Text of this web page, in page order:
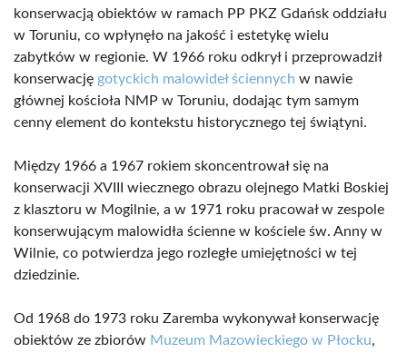
konserwacją obiektów w ramach PP PKZ Gdańsk oddziału
w Toruniu, co wpłynęło na jakość i estetykę wielu
zabytków w regionie. W 1966 roku odkrył i przeprowadził
konserwację gotyckich malowideł ściennych w nawie
głównej kościoła NMP w Toruniu, dodając tym samym
cenny element do kontekstu historycznego tej świątyni.
Między 1966 a 1967 rokiem skoncentrował się na
konserwacji XVIII wiecznego obrazu olejnego Matki Boskiej
z klasztoru w Mogilnie, a w 1971 roku pracował w zespole
konserwującym malowidła ścienne w kościele św. Anny w
Wilnie, co potwierdza jego rozległe umiejętności w tej
dziedzinie.
Od 1968 do 1973 roku Zaremba wykonywał konserwację
obiektów ze zbiorów Muzeum Mazowieckiego w Płocku,